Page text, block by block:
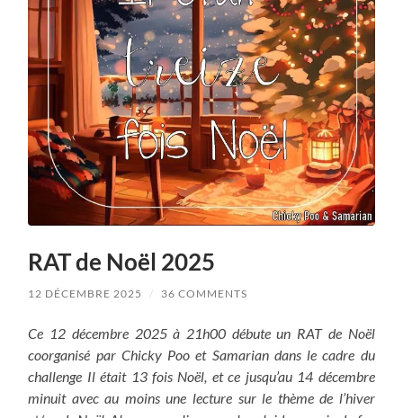
RAT de Noël 2025
12 DÉCEMBRE 2025 / 36 COMMENTS
Ce 12 décembre 2025 à 21h00 débute un RAT de Noël
coorganisé par Chicky Poo et Samarian dans le cadre du
challenge Il était 13 fois Noël, et ce jusqu’au 14 décembre
minuit avec au moins une lecture sur le thème de l’hiver